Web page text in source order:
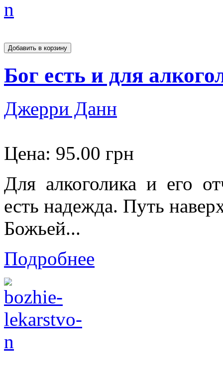
Бог есть и для
Джерри Данн
Цена: 95.00 грн
Для алкоголика и его
есть надежда. Путь
Божьей...
Подробнее